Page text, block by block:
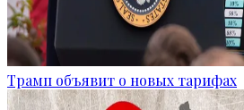
Трамп объявит о новых тарифах